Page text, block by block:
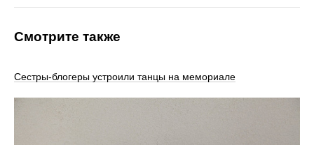
Смотрите также
Сестры-блогеры устроили танцы на мемориале